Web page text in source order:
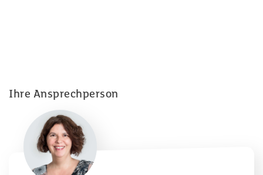
Ihre Ansprechperson